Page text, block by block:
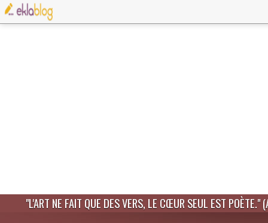
"L'ART NE FAIT QUE DES VERS, LE CŒUR SEUL EST POÈTE."